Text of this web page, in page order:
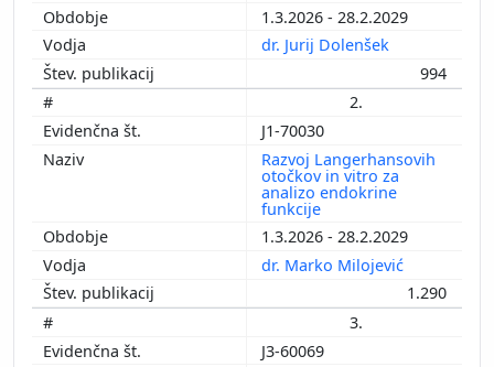
1.3.2026 - 28.2.2029
dr. Jurij Dolenšek
994
2.
J1-70030
Razvoj Langerhansovih
otočkov in vitro za
analizo endokrine
funkcije
1.3.2026 - 28.2.2029
dr. Marko Milojević
1.290
3.
J3-60069